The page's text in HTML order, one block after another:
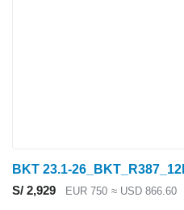
BKT 23.1-
S/ 2,929
EUR 750 ≈ USD 866.60